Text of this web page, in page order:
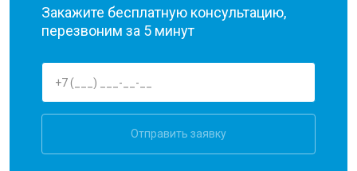
Закажите бесплатную консультацию,
перезвоним за 5 минут
Отправить заявку